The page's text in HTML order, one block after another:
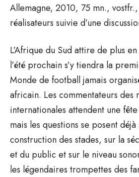
Allemagne, 2010, 75 mn.,
réalisateurs suivie d’une
L’Afrique du Sud attire de plus
l’été prochain s’y tiendra la
Monde de football jamais
africain. Les commentateurs des
internationales attendent une
mais les questions se posent
construction des stades, sur la
et du public et sur le niveau
les légendaires trompettes des